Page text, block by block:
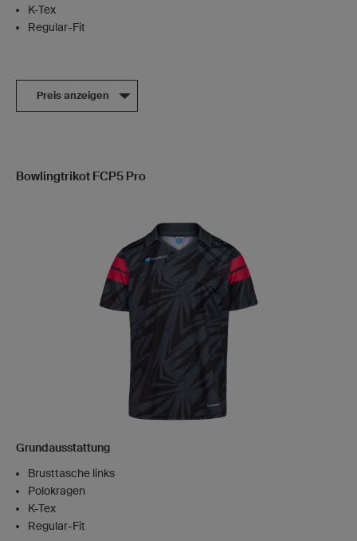
K-Tex
Regular-Fit
Preis anzeigen
Bowlingtrikot FCP5 Pro
Grundausstattung
Brusttasche links
Polokragen
K-Tex
Regular-Fit